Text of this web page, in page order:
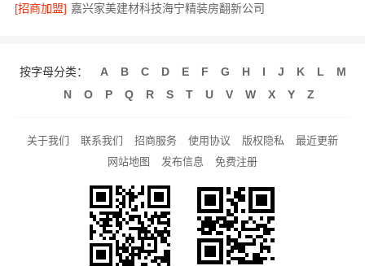
[招商加盟] 嘉兴家美建材科技海宁精装房翻新公司
按字母分类： A B C D E F G H I J K L
M
N
O P Q R S T U V W X Y Z
关于我们 联系我们 招商服务 使用协议 版权隐私
最近更新
网站地图
发布信息 免费注册